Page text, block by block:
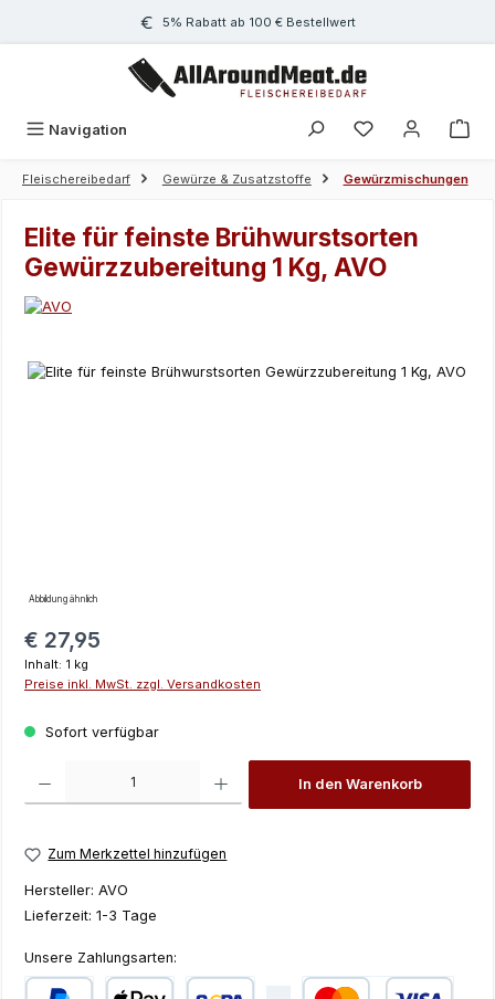
Zum Hauptinhalt springen5% Rabatt ab 100 € Bestellwert
Navigation
Fleischereibedarf Gewürze & Zusatzstoffe Gewürzmischungen
Elite für feinste Brühwurstsorten
Gewürzzubereitung 1 Kg, AVO
Bildergalerie überspringen
Abbildung ähnlich
Regulärer Preis:
€ 27,95
Inhalt: 1 kg
Preise inkl. MwSt. zzgl. Versandkosten
Sofort verfügbar
In den Warenkorb
Zum Merkzettel hinzufügen
Hersteller: AVO
Lieferzeit: 1-3 Tage
Unsere Zahlungsarten: